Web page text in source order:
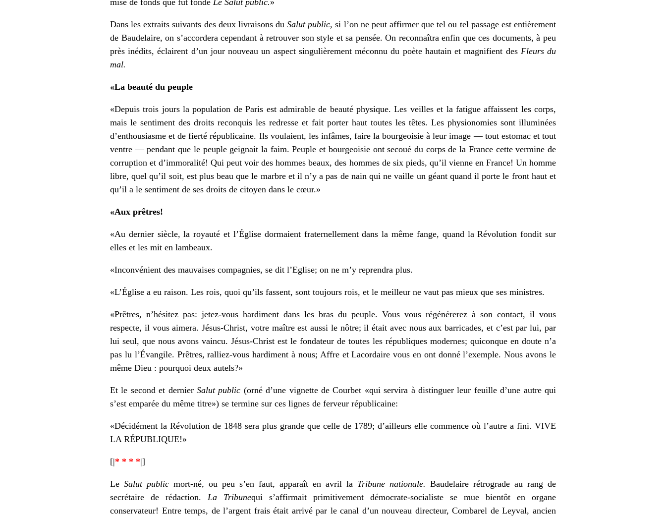
Dans les extraits suivants des deux livraisons duSalut public, si l’on ne peut affirmer que tel ou tel passage est entièrement
de Baudelaire, on s’accordera cependant à retrouver son style et sa pensée. On reconnaîtra enfin que ces documents, à peu
près inédits, éclairent d’un jour nouveau un aspect singulièrement méconnu du poète hautain et magnifient des Fleurs du
mal.
«La beauté du peuple
«Depuis trois jours la population de Paris est admirable de beauté physique. Les veilles et la fatigue affaissent les corps,
mais le sentiment des droits reconquis les redresse et fait porter haut toutes les têtes. Les physionomies sont illuminées
d’enthousiasme et de fierté républicaine. Ils voulaient, les infâmes, faire la bourgeoisie à leur image — tout estomac et tout
ventre — pendant que le peuple geignait la faim. Peuple et bourgeoisie ont secoué du corps de la France cette vermine de
corruption et d’immoralité! Qui peut voir des hommes beaux, des hommes de six pieds, qu’il vienne en France! Un homme
libre, quel qu’il soit, est plus beau que le marbre et il n’y a pas de nain qui ne vaille un géant quand il porte le front haut et
qu’il a le sentiment de ses droits de citoyen dans le cœur.»
«Aux prêtres!
«Au dernier siècle, la royauté et l’Église dormaient fraternellement dans la même fange, quand la Révolution fondit sur
elles et les mit en lambeaux.
«Inconvénient des mauvaises compagnies, se dit l’Eglise; on ne m’y reprendra plus.
«L’Église a eu raison. Les rois, quoi qu’ils fassent, sont toujours rois, et le meilleur ne vaut pas mieux que ses ministres.
«Prêtres, n’hésitez pas: jetez-vous hardiment dans les bras du peuple. Vous vous régénérerez à son contact, il vous
respecte, il vous aimera. Jésus-Christ, votre maître est aussi le nôtre; il était avec nous aux barricades, et c’est par lui, par
lui seul, que nous avons vaincu. Jésus-Christ est le fondateur de toutes les républiques modernes; quiconque en doute n’a
pas lu l’Évangile. Prêtres, ralliez-vous hardiment à nous; Affre et Lacordaire vous en ont donné l’exemple. Nous avons le
même Dieu : pourquoi deux autels?»
Et le second et dernier Salut public (orné d’une vignette de Courbet «qui servira à distinguer leur feuille d’une autre qui
s’est emparée du même titre») se termine sur ces lignes de ferveur républicaine:
«Décidément la Révolution de 1848 sera plus grande que celle de 1789; d’ailleurs elle commence où l’autre a fini. VIVE
LA RÉPUBLIQUE!»
[|* * * *|]
Le Salut public mort-né, ou peu s’en faut, apparaît en avril la Tribune nationale. Baudelaire rétrograde au rang de
secrétaire de rédaction. La Tribunequi s’affirmait primitivement démocrate-socialiste se mue bientôt en organe
conservateur! Entre temps, de l’argent frais était arrivé par le canal d’un nouveau directeur, Combarel de Leyval, ancien